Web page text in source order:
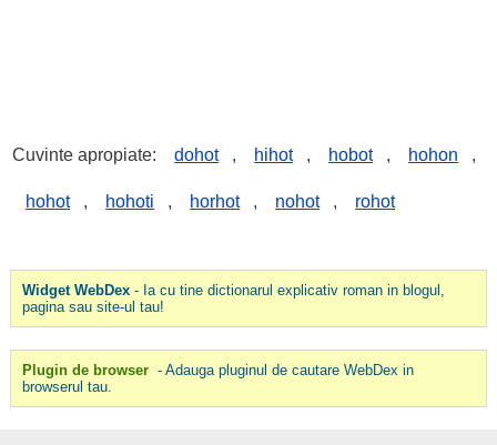
Cuvinte apropiate: dohot , hihot , hobot , hohon ,
hohot , hohoti , horhot , nohot , rohot
Widget WebDex- Ia cu tine dictionarul explicativ roman in blogul,
pagina sau site-ul tau!
Plugin de browser - Adauga pluginul de cautare WebDex in
browserul tau.